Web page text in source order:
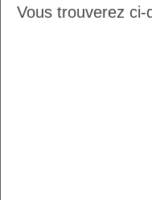
Vous trouverez